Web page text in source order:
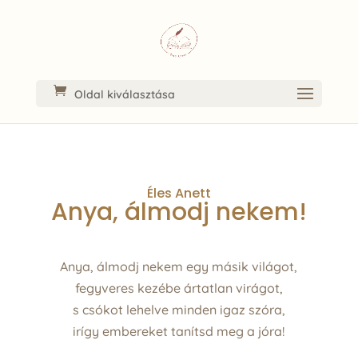
Oldal kiválasztása
Éles Anett
Anya, álmodj nekem!
Anya, álmodj nekem egy másik világot,
fegyveres kezébe ártatlan virágot,
s csókot lehelve minden igaz szóra,
irígy embereket tanítsd meg a jóra!